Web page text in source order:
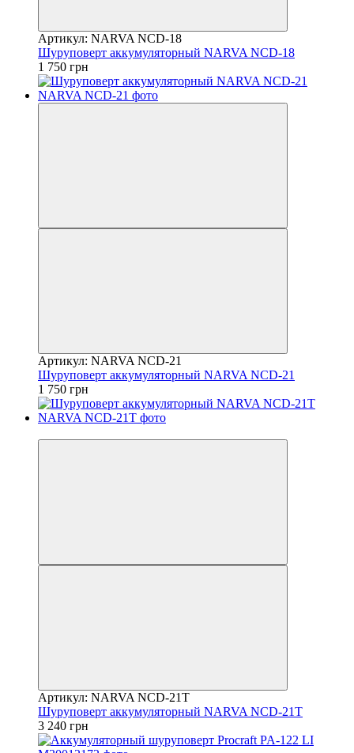
Артикул: NARVA NCD-18
Шуруповерт аккумуляторный NARVA NCD-18
1 750 грн
Артикул: NARVA NCD-21
Шуруповерт аккумуляторный NARVA NCD-21
1 750 грн
Артикул: NARVA NCD-21Т
Шуруповерт аккумуляторный NARVA NCD-21Т
3 240 грн